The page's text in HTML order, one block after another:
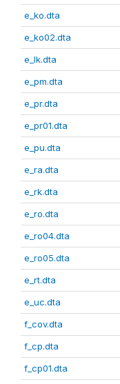
e_ko.dta
e_ko02.dta
e_lk.dta
e_pm.dta
e_pr.dta
e_pr01.dta
e_pu.dta
e_ra.dta
e_rk.dta
e_ro.dta
e_ro04.dta
e_ro05.dta
e_rt.dta
e_uc.dta
f_cov.dta
f_cp.dta
f_cp01.dta